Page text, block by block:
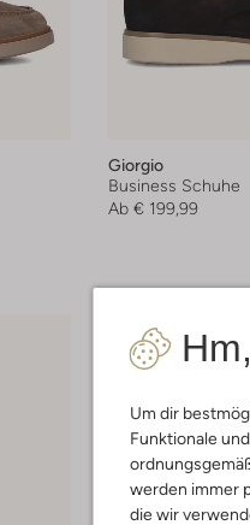
Um dir
Funktionale
werden immer
die wir
Giorgio
Business Schuhe
Ab € 199,99